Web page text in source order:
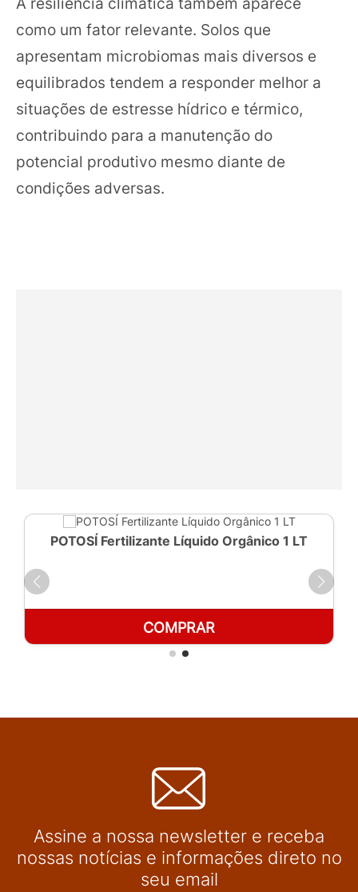
como um fator relevante. Solos que
apresentam microbiomas mais diversos e
equilibrados tendem a responder melhor a
situações de estresse hídrico e térmico,
contribuindo para a manutenção do
potencial produtivo mesmo diante de
condições adversas.
POTOSÍ Fertilizante Líquido Orgânico 1 LT
COMPRAR
Assine a nossa newsletter e receba
nossas notícias e informações direto no
seu email